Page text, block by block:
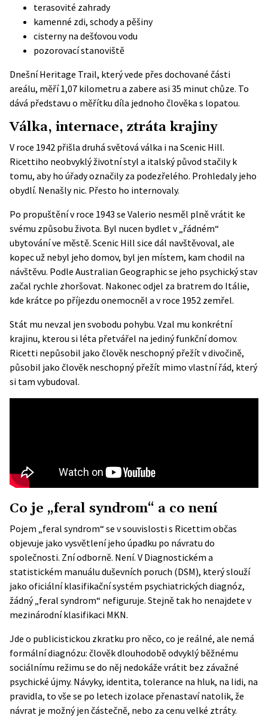
terasovité zahrady
kamenné zdi, schody a pěšiny
cisterny na dešťovou vodu
pozorovací stanoviště
DnešníHeritage Trail, který vede přes dochované části
areálu, měří 1,07 kilometru a zabere asi 35 minut chůze. To
dává představu o měřítku díla jednoho člověka s lopatou.
Válka, internace, ztráta krajiny
V roce 1942 přišla druhá světová válka i na Scenic Hill.
Ricettiho neobvyklý životní styl a italský původ stačily k
tomu, aby ho úřady označily za podezřelého. Prohledaly jeho
obydlí. Nenašly nic. Přesto ho internovaly.
Po propuštění v roce 1943 se Valerio nesměl plně vrátit ke
svému způsobu života. Byl nucen bydlet v „řádném“
ubytování ve městě. Scenic Hill sice dál navštěvoval, ale
kopec už nebyl jeho domov, byl jen místem, kam chodil na
návštěvu. Podle Australian Geographicse jeho psychický stav
začal rychle zhoršovat. Nakonec odjel za bratrem do Itálie,
kde krátce po příjezdu onemocněl a v roce 1952 zemřel.
Stát mu nevzal jen svobodu pohybu. Vzal mu konkrétní
krajinu, kterou si léta přetvářel na jediný funkční domov.
Ricetti nepůsobil jako člověk neschopný přežít v divočině,
působil jako člověk neschopný přežít mimo vlastní řád, který
si tam vybudoval.
Co je „feral syndrom“ a co není
Pojem „feral syndrom“ se v souvislosti s Ricettim občas
objevuje jako vysvětlení jeho úpadku po návratu do
společnosti. Zní odborně. Není. V Diagnostickém a
statistickém manuálu duševních poruch (DSM), který slouží
jako oficiální klasifikační systém psychiatrických diagnóz,
žádný „feral syndrom“ nefiguruje. Stejně tak ho nenajdete v
mezinárodní klasifikaci MKN.
Jde o publicistickou zkratku pro něco, co je reálné, ale nemá
formální diagnózu: člověk dlouhodobě odvyklý běžnému
sociálnímu režimu se do něj nedokáže vrátit bez závažné
psychické újmy. Návyky, identita, tolerance na hluk, na lidi, na
pravidla, to vše se po letech izolace přenastaví natolik, že
návrat je možný jen částečně, nebo za cenu velké ztráty.